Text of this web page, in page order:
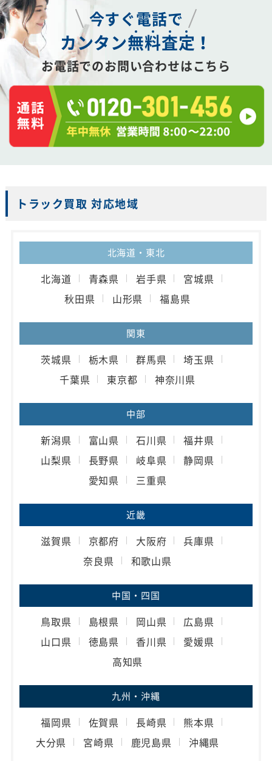
今すぐ電話で
カンタン無料査定 ！
お電話でのお問い合わせはこちら
トラック買取 対応地域
北海道・東北
北海道 青森県 岩手県
宮城県
秋田県
山形県 福島県
関東
茨城県 栃木県 群馬県
埼玉県
千葉県
東京都 神奈川県
中部
新潟県 富山県 石川県
福井県
山梨県
長野県 岐阜県
静岡県
愛知県
三重県
近畿
滋賀県 京都府 大阪府
兵庫県
奈良県
和歌山県
中国・四国
鳥取県 島根県 岡山県
広島県
山口県
徳島県 香川県
愛媛県
高知県
九州・沖縄
福岡県 佐賀県 長崎県
熊本県
大分県
宮崎県 鹿児島県 沖縄県